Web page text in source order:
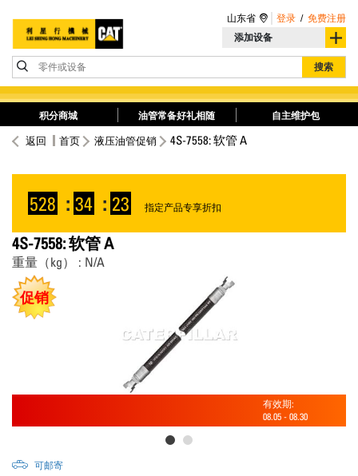
添加设备
零件或设备 搜索
山东省 登录 / 免费注册
积分商城 油管常备好礼相随 自主维护包
返回 首页 液压油管促销 4S-7558: 软管 A
528 : 34 : 23 指定产品专享折扣
4S-7558: 软管 A
重量（kg） : N/A
促销
有效期:
08.05 - 08.30
可邮寄